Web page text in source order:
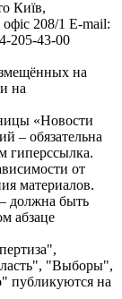
Київ,
208/1 E-mail:
205-43-00
на
на
«Новости
– обязательна
гиперссылка.
от
материалов.
должна быть
абзаце
"Выборы",
публикуются на